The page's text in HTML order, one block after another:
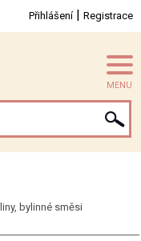
Přihlášení| Registrace
MENU
bylinné směsi